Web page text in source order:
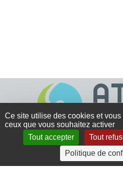
4 rue Crec’h-Ugen
22810 Belle Isle en Terre
Ce site utilise des cookies et
ceux que vous souhaitez activer
Tout accepter
Tout
Politique de